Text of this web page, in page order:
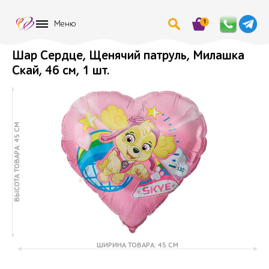
Меню 1
Шар Сердце, Щенячий патруль, Милашка
Скай, 46 см, 1 шт.
ВЫСОТА ТОВАРА: 45 СМ
ШИРИНА ТОВАРА: 45 СМ